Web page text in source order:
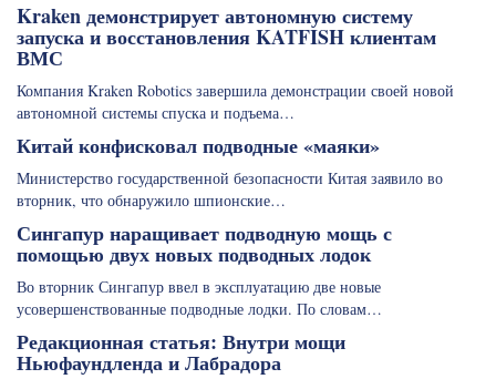
Kraken демонстрирует автономную систему
запуска и восстановления KATFISH клиентам
ВМС
Компания Kraken Robotics завершила демонстрации своей новой
автономной системы спуска и подъема…
Китай конфисковал подводные «маяки»
Министерство государственной безопасности Китая заявило во
вторник, что обнаружило шпионские…
Сингапур наращивает подводную мощь с
помощью двух новых подводных лодок
Во вторник Сингапур ввел в эксплуатацию две новые
усовершенствованные подводные лодки. По словам…
Редакционная статья: Внутри мощи
Ньюфаундленда и Лабрадора